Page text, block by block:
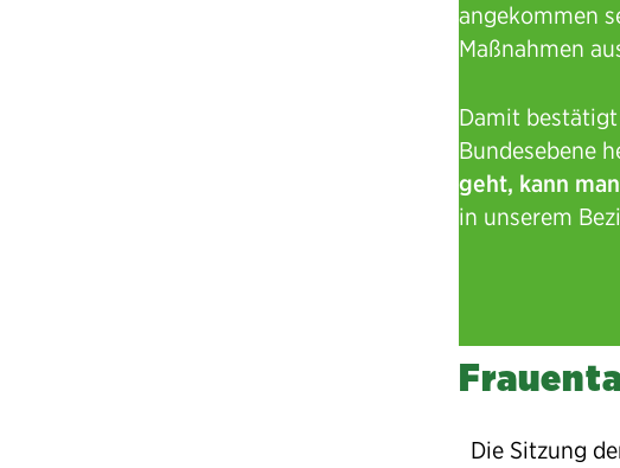
angekommen
Maßnahmen
Damit
Bundesebene
geht, kann
in unserem
Die Sitzung